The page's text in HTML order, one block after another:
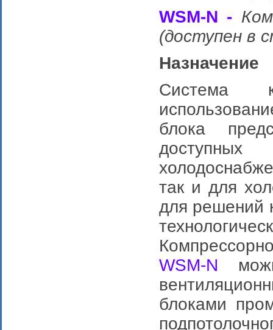
WSM-N -
(доступен в
Назначение
Система
блока
так и для
для решений
WSM-N
блоками